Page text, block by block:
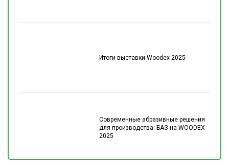
Итоги выставки Woodex 2025
Современные абразивные решения
для производства: БАЗ на WOODEX
2025